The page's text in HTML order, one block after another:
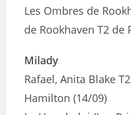
Les Ombres de
de Rookhaven T2 de
Milady
Rafael, Anita Blake
Hamilton (14/09)